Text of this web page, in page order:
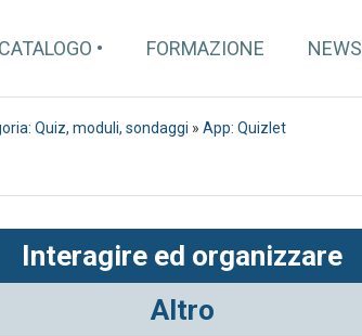
CATALOGO FORMAZIONE NEWS
Quiz, moduli, sondaggi » App: Quizlet
Interagire ed organizzare
Altro